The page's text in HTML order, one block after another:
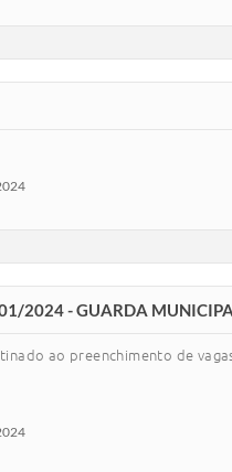
2024 - GUARDA
ao preenchimento de